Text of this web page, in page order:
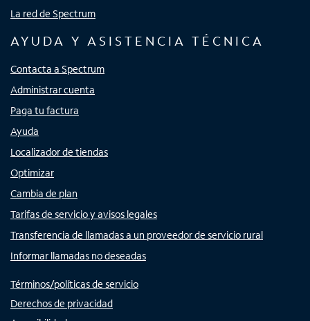
La red de Spectrum
AYUDA Y ASISTENCIA TÉCNICA
Contacta a Spectrum
Administrar cuenta
Paga tu factura
Ayuda
Localizador de tiendas
Optimizar
Cambia de plan
Tarifas de servicio y avisos legales
Transferencia de llamadas a un proveedor de servicio rural
Informar llamadas no deseadas
Términos/políticas de servicio
Derechos de privacidad